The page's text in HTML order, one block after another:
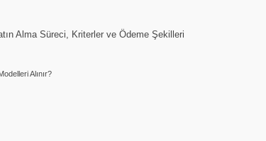
Alma Süreci, Kriterler ve Ödeme Şekilleri
Alınır?